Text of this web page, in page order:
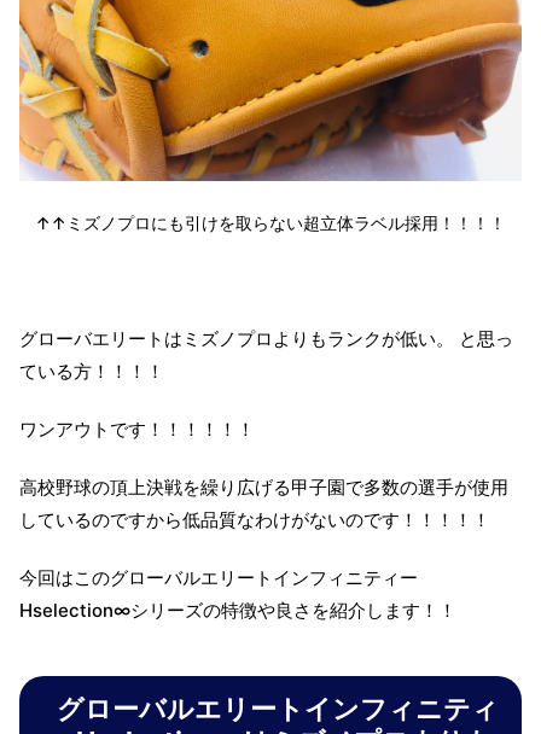
↑↑ミズノプロにも引けを取らない超立体ラベル採用！！！！
グローバエリートはミズノプロよりもランクが低い。 と思っ
ている方！！！！
ワンアウトです！！！！！！
高校野球の頂上決戦を繰り広げる甲子園で多数の選手が使用
しているのですから低品質なわけがないのです！！！！！
今回はこのグローバルエリートインフィニティー
Hselection∞シリーズの特徴や良さを紹介します！！
グローバルエリートインフィニティ